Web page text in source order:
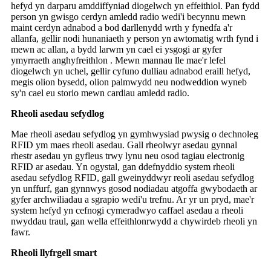
hefyd yn darparu amddiffyniad diogelwch yn effeithiol. Pan fydd
person yn gwisgo cerdyn amledd radio wedi'i becynnu mewn
maint cerdyn adnabod a bod darllenydd wrth y fynedfa a'r
allanfa, gellir nodi hunaniaeth y person yn awtomatig wrth fynd i
mewn ac allan, a bydd larwm yn cael ei ysgogi ar gyfer
ymyrraeth anghyfreithlon . Mewn mannau lle mae'r lefel
diogelwch yn uchel, gellir cyfuno dulliau adnabod eraill hefyd,
megis olion bysedd, olion palmwydd neu nodweddion wyneb
sy'n cael eu storio mewn cardiau amledd radio.
Rheoli asedau sefydlog
Mae rheoli asedau sefydlog yn gymhwysiad pwysig o dechnoleg
RFID ym maes rheoli asedau. Gall rheolwyr asedau gynnal
rhestr asedau yn gyfleus trwy lynu neu osod tagiau electronig
RFID ar asedau. Yn ogystal, gan ddefnyddio system rheoli
asedau sefydlog RFID, gall gweinyddwyr reoli asedau sefydlog
yn unffurf, gan gynnwys gosod nodiadau atgoffa gwybodaeth ar
gyfer archwiliadau a sgrapio wedi'u trefnu. Ar yr un pryd, mae'r
system hefyd yn cefnogi cymeradwyo caffael asedau a rheoli
nwyddau traul, gan wella effeithlonrwydd a chywirdeb rheoli yn
fawr.
Rheoli llyfrgell smart